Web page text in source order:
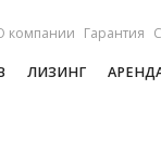
компании Гарантия
ЛИЗИНГ